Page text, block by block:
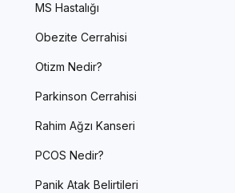
MS Hastalığı
Obezite Cerrahisi
Otizm Nedir?
Parkinson Cerrahisi
Rahim Ağzı Kanseri
PCOS Nedir?
Panik Atak Belirtileri